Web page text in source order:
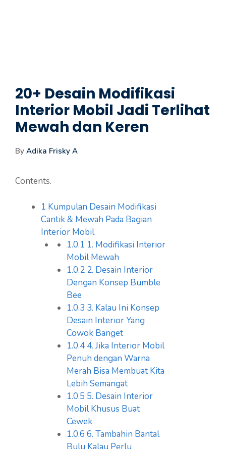
20+ Desain Modifikasi
Interior Mobil Jadi Terlihat
Mewah dan Keren
By Adika Frisky A
Contents.
1 Kumpulan Desain Modifikasi
Cantik & Mewah Pada Bagian
Interior Mobil
1.0.1 1. Modifikasi Interior
Mobil Mewah
1.0.2 2. Desain Interior
Dengan Konsep Bumble
Bee
1.0.3 3. Kalau Ini Konsep
Desain Interior Yang
Cowok Banget
1.0.4 4. Jika Interior Mobil
Penuh dengan Warna
Merah Bisa Membuat Kita
Lebih Semangat
1.0.5 5. Desain Interior
Mobil Khusus Buat
Cewek
1.0.6 6. Tambahin Bantal
Bulu Kalau Perlu